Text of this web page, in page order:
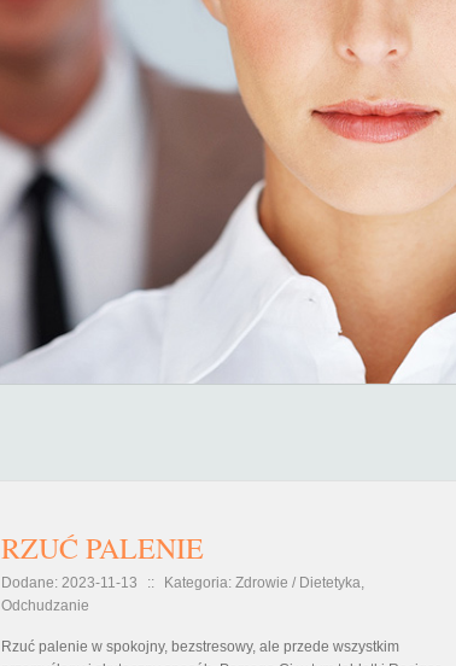
RZUĆ PALENIE
Dodane: 2023-11-13 ::
Kategoria: Zdrowie / Dietetyka,
Odchudzanie
Rzuć palenie w spokojny, bezstresowy, ale przede wszystkim